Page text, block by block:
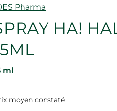
Pharma
HA!
ml
moyen constaté